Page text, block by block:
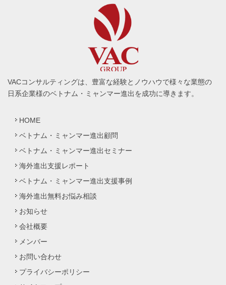
VACコンサルティングは、豊富な経験とノウハウで様々な業態の
日系企業様のベトナム・ミャンマー進出を成功に導きます。
HOME
ベトナム・ミャンマー進出顧問
ベトナム・ミャンマー進出セミナー
海外進出支援レポート
ベトナム・ミャンマー進出支援事例
海外進出無料お悩み相談
お知らせ
会社概要
メンバー
お問い合わせ
プライバシーポリシー